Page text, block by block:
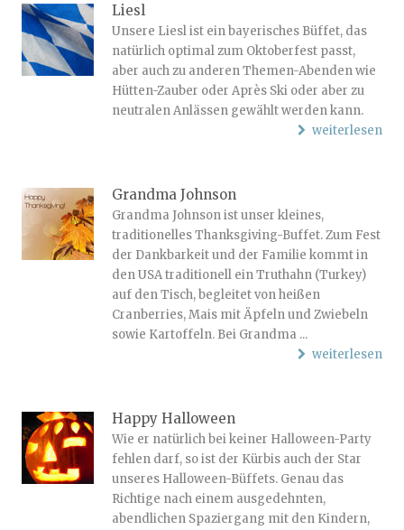
Liesl
Unsere Liesl ist ein bayerisches Büffet, das
natürlich optimal zum Oktoberfest passt,
aber auch zu anderen Themen-Abenden wie
Hütten-Zauber oder Après Ski oder aber zu
neutralen Anlässen gewählt werden kann.
weiterlesen
Grandma Johnson
Grandma Johnson ist unser kleines,
traditionelles Thanksgiving-Buffet. Zum Fest
der Dankbarkeit und der Familie kommt in
den USA traditionell ein Truthahn (Turkey)
auf den Tisch, begleitet von heißen
Cranberries, Mais mit Äpfeln und Zwiebeln
sowie Kartoffeln. Bei Grandma ...
weiterlesen
Happy Halloween
Wie er natürlich bei keiner Halloween-Party
fehlen darf, so ist der Kürbis auch der Star
unseres Halloween-Büffets. Genau das
Richtige nach einem ausgedehnten,
abendlichen Spaziergang mit den Kindern,